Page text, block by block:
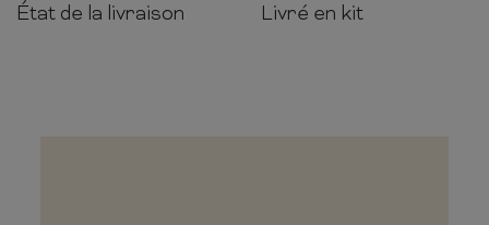
État de la livraison
Livré en kit